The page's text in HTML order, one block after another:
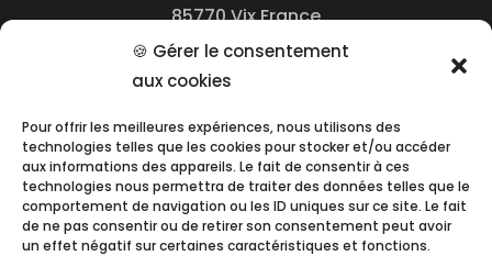
🍪 Gérer le consentement
aux cookies
Pour offrir les meilleures expériences, nous utilisons des
technologies telles que les cookies pour stocker et/ou accéder
aux informations des appareils. Le fait de consentir à ces
technologies nous permettra de traiter des données telles que le
comportement de navigation ou les ID uniques sur ce site. Le fait
de ne pas consentir ou de retirer son consentement peut avoir
un effet négatif sur certaines caractéristiques et fonctions.
85770 Vix France
Téléphone
06.88.28.73.78
Email